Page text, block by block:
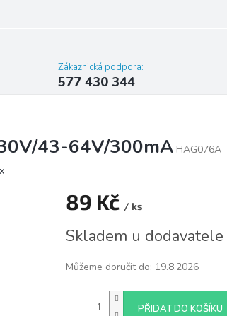
Zákaznická podpora:
577 430 344
43-64V/300mA HAG076A
89 Kč / ks
cena:
Skladem u dodavatele
Můžeme doručit do: 19.8.2026
PŘIDAT DO KOŠÍKU